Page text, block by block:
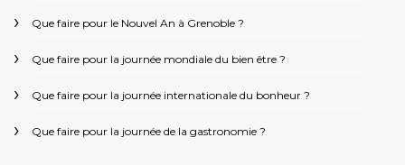
Que faire pour le Nouvel An à Grenoble ?
Que faire pour la journée mondiale du bien être ?
Que faire pour la journée internationale du bonheur ?
Que faire pour la journée de la gastronomie ?